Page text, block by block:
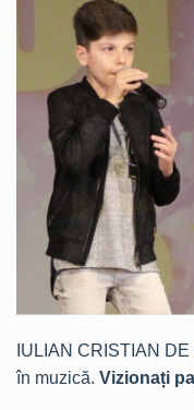
IULIAN CRISTIAN
în muzică. Vizionați